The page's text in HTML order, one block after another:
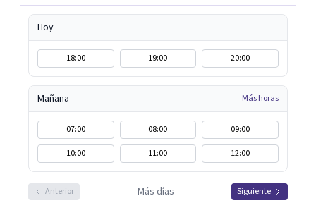
Hoy
18:00 19:00 20:00
Mañana Más horas
07:00 08:00
09:00
10:00
11:00 12:00
Anterior Más días Siguiente